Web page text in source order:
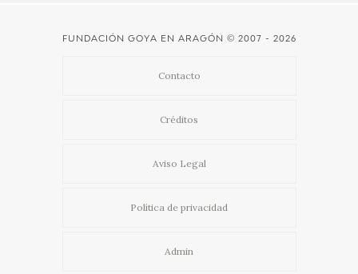
FUNDACIÓN GOYA EN ARAGÓN © 2007 - 2026
Contacto
Créditos
Aviso Legal
Política de privacidad
Admin